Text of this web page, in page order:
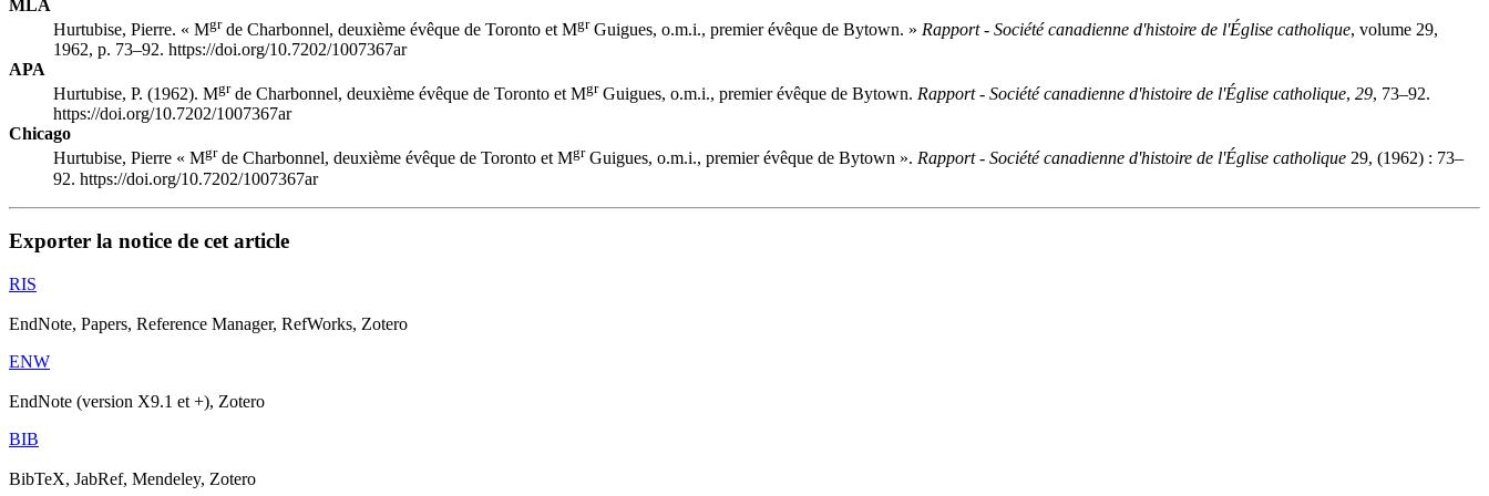
MLA
Hurtubise, Pierre. « Mgrde Charbonnel, deuxième évêque de Toronto et MgrGuigues, o.m.i., premier évêque de Bytown. » Rapport - Société canadienne d'histoire de l'Église catholique, volume 29,
1962, p. 73–92. https://doi.org/10.7202/1007367ar
APA
Hurtubise, P. (1962). Mgrde Charbonnel, deuxième évêque de Toronto et MgrGuigues, o.m.i., premier évêque de Bytown. Rapport - Société canadienne d'histoire de l'Église catholique, 29, 73–92.
https://doi.org/10.7202/1007367ar
Chicago
Hurtubise, Pierre « Mgrde Charbonnel, deuxième évêque de Toronto et MgrGuigues, o.m.i., premier évêque de Bytown ». Rapport - Société canadienne d'histoire de l'Église catholique 29, (1962) : 73–
92. https://doi.org/10.7202/1007367ar
Exporter la notice de cet article
RIS
EndNote, Papers, Reference Manager, RefWorks, Zotero
ENW
EndNote (version X9.1 et +), Zotero
BIB
BibTeX, JabRef, Mendeley, Zotero